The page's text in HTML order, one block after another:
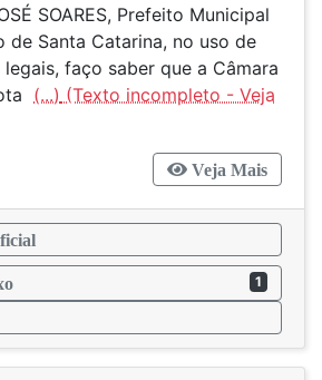
SOARES, Prefeito Municipal
de Santa Catarina, no uso de
faço saber que a Câmara
(...)
Veja Mais
1